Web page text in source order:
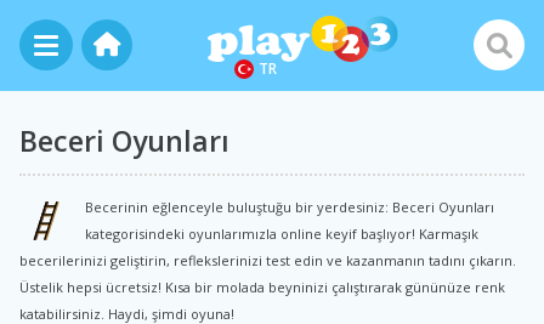
TR
Beceri Oyunları
Becerinin eğlenceyle buluştuğu bir yerdesiniz: Beceri Oyunları
kategorisindeki oyunlarımızla online keyif başlıyor! Karmaşık
becerilerinizi geliştirin, reflekslerinizi test edin ve kazanmanın tadını çıkarın.
Üstelik hepsi ücretsiz! Kısa bir molada beyninizi çalıştırarak gününüze renk
katabilirsiniz. Haydi, şimdi oyuna!